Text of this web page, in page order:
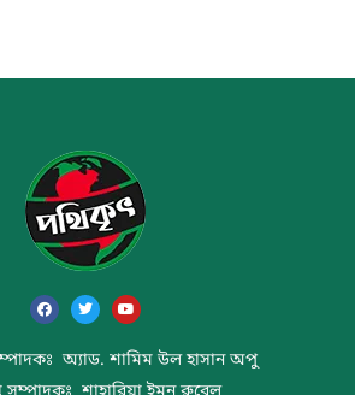
অ্যাড. শামিম উল হাসান অপু